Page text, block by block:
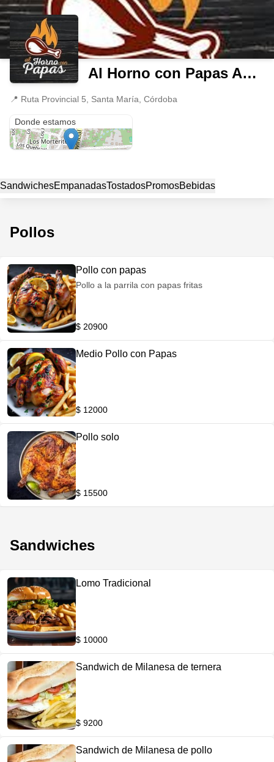
Al Horno con Papas Anisacate
📍 Ruta Provincial 5, Santa María, Córdoba
Donde estamos
SandwichesEmpanadasTostadosPromosBebidas
Pollos
Pollo con papas
Pollo a la parrila con papas fritas
$ 20900
Medio Pollo con Papas
$ 12000
Pollo solo
$ 15500
Sandwiches
Lomo Tradicional
$ 10000
Sandwich de Milanesa de ternera
$ 9200
Sandwich de Milanesa de pollo